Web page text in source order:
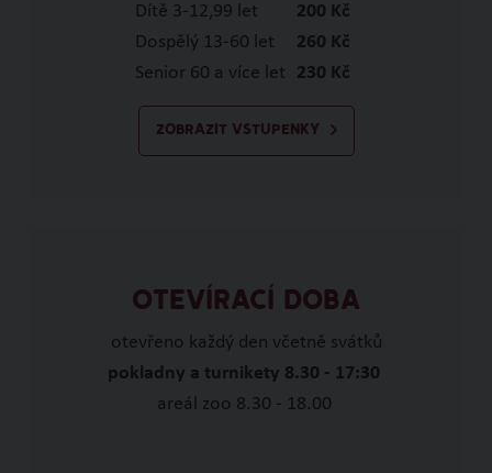
Dítě 3-12,99 let
200 Kč
Dospělý 13-60 let
260 Kč
Senior 60 a více let
230 Kč
ZOBRAZIT VSTUPENKY
OTEVÍRACÍ DOBA
otevřeno každý den včetně svátků
pokladny a turnikety 8.30 - 17:30
areál zoo 8.30 - 18.00